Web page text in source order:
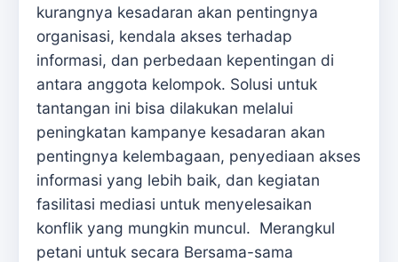
kurangnya kesadaran akan pentingnya
organisasi, kendala akses terhadap
informasi, dan perbedaan kepentingan di
antara anggota kelompok. Solusi untuk
tantangan ini bisa dilakukan melalui
peningkatan kampanye kesadaran akan
pentingnya kelembagaan, penyediaan akses
informasi yang lebih baik, dan kegiatan
fasilitasi mediasi untuk menyelesaikan
konflik yang mungkin muncul. Merangkul
petani untuk secara Bersama-sama